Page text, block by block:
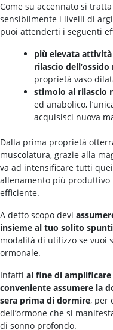
Come su accennato si
sensibilmente i livelli di
puoi attenderti i seguenti
più elevata attività
rilascio
proprietà vaso
stimolo al rilascio
ed anabolico,
acquisisci nuova
Dalla prima proprietà
muscolatura, grazie alla
va ad intensificare tutti
allenamento più produttivo
efficiente.
A detto scopo devi
insieme al tuo solito
modalità di utilizzo se vuoi
ormonale.
Infatti al fine di
conveniente assumere la
sera prima di dormire, per
dell’ormone che si
di sonno profondo.